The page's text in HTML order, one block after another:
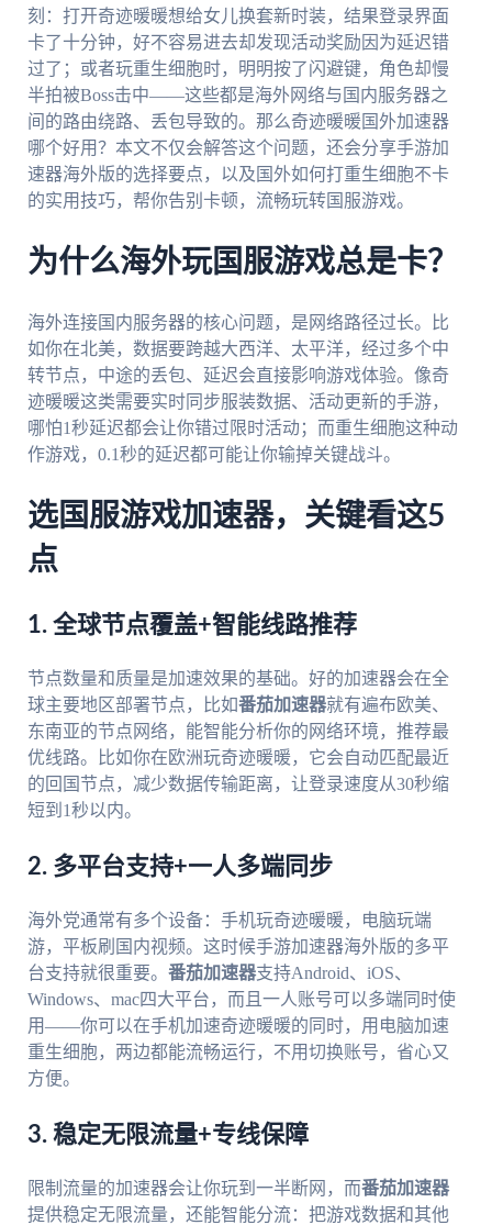
刻：打开奇迹暖暖想给女儿换套新时装，结果登录界面
卡了十分钟，好不容易进去却发现活动奖励因为延迟错
过了；或者玩重生细胞时，明明按了闪避键，角色却慢
半拍被Boss击中——这些都是海外网络与国内服务器之
间的路由绕路、丢包导致的。那么奇迹暖暖国外加速器
哪个好用？本文不仅会解答这个问题，还会分享手游加
速器海外版的选择要点，以及国外如何打重生细胞不卡
的实用技巧，帮你告别卡顿，流畅玩转国服游戏。
为什么海外玩国服游戏总是卡？
海外连接国内服务器的核心问题，是网络路径过长。比
如你在北美，数据要跨越大西洋、太平洋，经过多个中
转节点，中途的丢包、延迟会直接影响游戏体验。像奇
迹暖暖这类需要实时同步服装数据、活动更新的手游，
哪怕1秒延迟都会让你错过限时活动；而重生细胞这种动
作游戏，0.1秒的延迟都可能让你输掉关键战斗。
选国服游戏加速器，关键看这5
点
1. 全球节点覆盖+智能线路推荐
节点数量和质量是加速效果的基础。好的加速器会在全
球主要地区部署节点，比如番茄加速器就有遍布欧美、
东南亚的节点网络，能智能分析你的网络环境，推荐最
优线路。比如你在欧洲玩奇迹暖暖，它会自动匹配最近
的回国节点，减少数据传输距离，让登录速度从30秒缩
短到1秒以内。
2. 多平台支持+一人多端同步
海外党通常有多个设备：手机玩奇迹暖暖，电脑玩端
游，平板刷国内视频。这时候手游加速器海外版的多平
台支持就很重要。 番茄加速器支持Android、iOS、
Windows、mac四大平台，而且一人账号可以多端同时使
用——你可以在手机加速奇迹暖暖的同时，用电脑加速
重生细胞，两边都能流畅运行，不用切换账号，省心又
方便。
3. 稳定无限流量+专线保障
限制流量的加速器会让你玩到一半断网，而番茄加速器
提供稳定无限流量，还能智能分流：把游戏数据和其他